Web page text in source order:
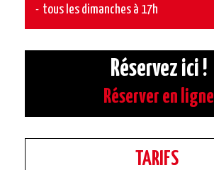
tous les dimanches à 17h
Réservez ici !
Réserver en ligne
TARIFS